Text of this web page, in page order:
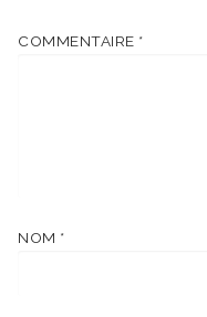
COMMENTAIRE *
NOM *